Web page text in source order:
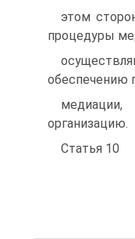
этом
процедуры
обеспечению
организацию.
Статья 10